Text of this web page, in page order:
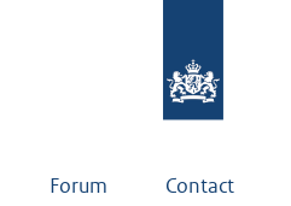
Forum Contact